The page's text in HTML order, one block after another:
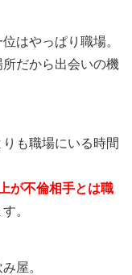
はやっぱり職場。
だから出会いの機
も職場にいる時間
が不倫相手とは職
。
屋。